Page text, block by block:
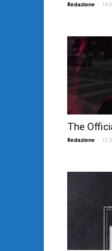
Redazione - 14
The
Redazione - 12